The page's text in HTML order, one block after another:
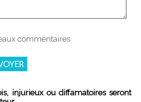
commentaires
injurieux ou diffamatoires seront